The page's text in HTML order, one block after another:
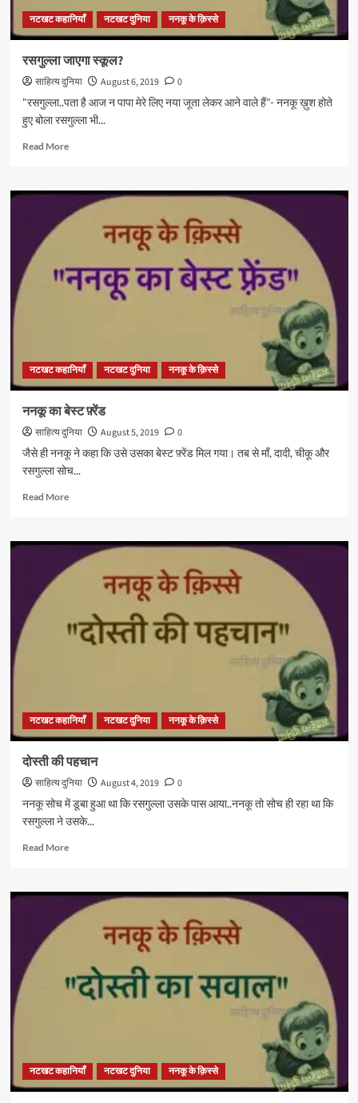
नटखट कहानियाँ नटखट दुनिया ननकू के क़िस्से
रसगुल्ला जाएगा स्कूल?
साहित्य दुनिया August 6, 2019
0
"रसगुल्ला..पता है आज न पापा मेरे लिए नया जूता लेकर आने वाले हैं"- ननकू ख़ुश होते
हुए बोला रसगुल्ला भी...
Read MoreRead
रसगुल्ला
जाएगा
स्कूल?
नटखट कहानियाँ नटखट दुनिया ननकू के क़िस्से
ननकू का बेस्ट फ़्रेंड
साहित्य दुनिया August 5, 2019
0
जैसे ही ननकू ने कहा कि उसे उसका बेस्ट फ़्रेंड मिल गया। तब से माँ, दादी, चीकू और
रसगुल्ला सोच...
Read MoreRead
ननकू
बेस्ट
नटखट कहानियाँ नटखट दुनिया ननकू के क़िस्से
दोस्ती की पहचान
साहित्य दुनिया August 4, 2019
0
ननकू सोच में डूबा हुआ था कि रसगुल्ला उसके पास आया..ननकू तो सोच ही रहा था कि
रसगुल्ला ने उसके...
Read MoreRead
दोस्ती
पहचान
नटखट कहानियाँ नटखट दुनिया ननकू के क़िस्से